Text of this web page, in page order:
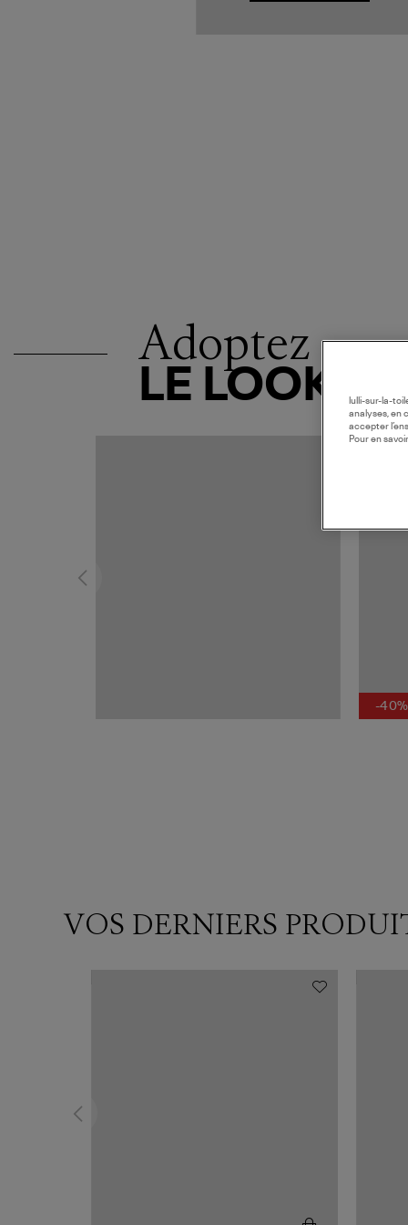
Adoptez
LE LOOK
-40%
VOS DERNIERS
lulli-sur-la-
analyses, en
accepter
Pour en